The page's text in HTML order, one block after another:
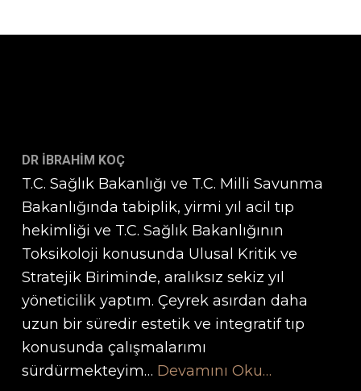
DR İBRAHİM KOÇ
T.C. Sağlık Bakanlığı ve T.C. Milli Savunma
Bakanlığında tabiplik, yirmi yıl acil tıp
hekimliği ve T.C. Sağlık Bakanlığının
Toksikoloji konusunda Ulusal Kritik ve
Stratejik Biriminde, aralıksız sekiz yıl
yöneticilik yaptım. Çeyrek asırdan daha
uzun bir süredir estetik ve integratif tıp
konusunda çalışmalarımı
sürdürmekteyim… Devamını Oku…